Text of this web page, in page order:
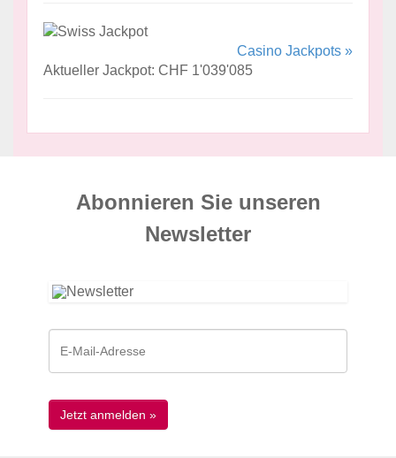
Casino Jackpots »
Aktueller Jackpot: CHF 1'039'085
Abonnieren Sie unseren
News­letter